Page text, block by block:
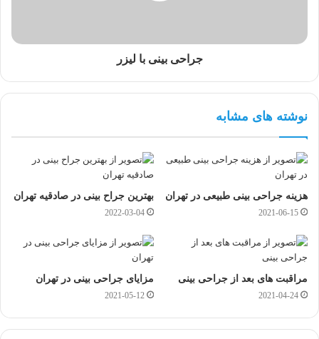
جراحی بینی با لیزر
نوشته های مشابه
هزینه جراحی بینی طبیعی در تهران
2021-06-15
بهترین جراح بینی در صادقیه تهران
2022-03-04
مراقبت های بعد از جراحی بینی
2021-04-24
مزایای جراحی بینی در تهران
2021-05-12